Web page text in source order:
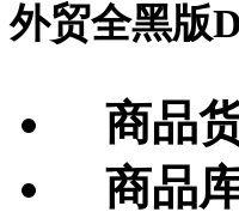
外贸全黑版
商品
商品